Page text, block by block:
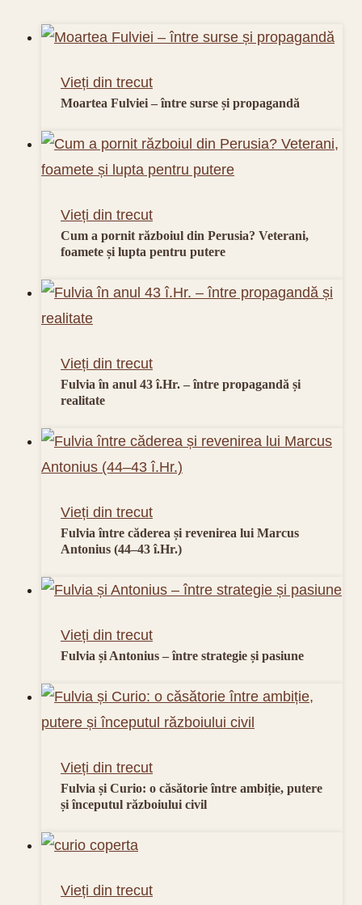
Vieți din trecut
Moartea Fulviei – între surse și propagandă
Vieți din trecut
Cum a pornit războiul din Perusia? Veterani,
foamete și lupta pentru putere
Vieți din trecut
Fulvia în anul 43 î.Hr. – între propagandă și
realitate
Vieți din trecut
Fulvia între căderea și revenirea lui Marcus
Antonius (44–43 î.Hr.)
Vieți din trecut
Fulvia și Antonius – între strategie și pasiune
Vieți din trecut
Fulvia și Curio: o căsătorie între ambiție, putere
și începutul războiului civil
Vieți din trecut